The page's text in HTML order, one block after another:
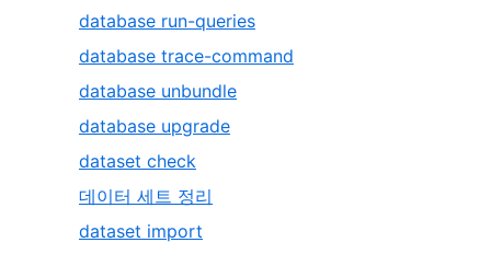
database run-queries
database trace-command
database unbundle
database upgrade
dataset check
데이터 세트 정리
dataset import